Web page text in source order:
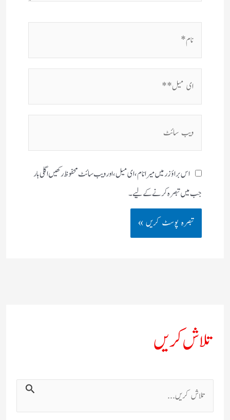
اس براؤزر میں میرا نام، ای میل، اور ویب سائٹ محفوظ رکھیں اگلی بار
جب میں تبصرہ کرنے کےلیے۔
تلاش کریں
ل